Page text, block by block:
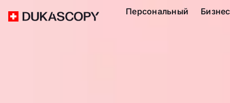
Персональный Бизнес